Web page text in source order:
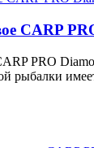
CARP
PRO
рыбалки